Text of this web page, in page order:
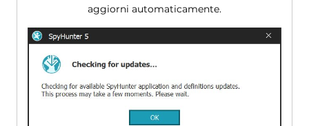
aggiorni automaticamente.